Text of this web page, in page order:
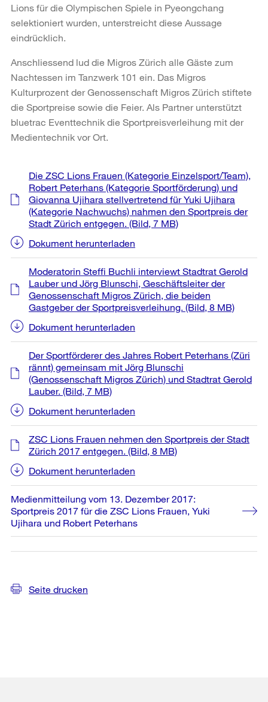
Lions für die Olympischen Spiele in Pyeongchang
selektioniert wurden, unterstreicht diese Aussage
eindrücklich.
Anschliessend lud die Migros Zürich alle Gäste zum
Nachtessen im Tanzwerk 101 ein. Das Migros
Kulturprozent der Genossenschaft Migros Zürich stiftete
die Sportpreise sowie die Feier. Als Partner unterstützt
bluetrac Eventtechnik die Sportpreisverleihung mit der
Medientechnik vor Ort.
Weitere
Informationen
Die ZSC Lions Frauen (Kategorie Einzelsport/Team),
Robert Peterhans (Kategorie Sportförderung) und
Giovanna Ujihara stellvertretend für Yuki Ujihara
(Kategorie Nachwuchs) nahmen den Sportpreis der
Stadt Zürich entgegen. (Bild, 7 MB)
Dokument herunterladen
Moderatorin Steffi Buchli interviewt Stadtrat Gerold
Lauber und Jörg Blunschi, Geschäftsleiter der
Genossenschaft Migros Zürich, die beiden
Gastgeber der Sportpreisverleihung. (Bild, 8 MB)
Dokument herunterladen
Der Sportförderer des Jahres Robert Peterhans (Züri
rännt) gemeinsam mit Jörg Blunschi
(Genossenschaft Migros Zürich) und Stadtrat Gerold
Lauber. (Bild, 7 MB)
Dokument herunterladen
ZSC Lions Frauen nehmen den Sportpreis der Stadt
Zürich 2017 entgegen. (Bild, 8 MB)
Dokument herunterladen
Medienmitteilung vom 13. Dezember 2017:
Sportpreis 2017 für die ZSC Lions Frauen, Yuki
Ujihara und Robert Peterhans
Seite drucken